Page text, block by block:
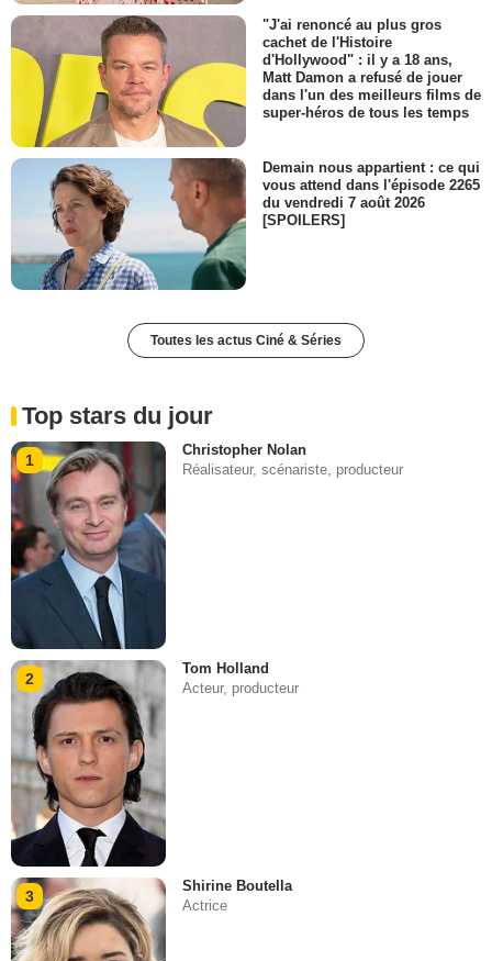
"J'ai renoncé au plus gros
cachet de l'Histoire
d'Hollywood" : il y a 18 ans,
Matt Damon a refusé de jouer
dans l'un des meilleurs films de
super-héros de tous les temps
Demain nous appartient : ce qui
vous attend dans l'épisode 2265
du vendredi 7 août 2026
[SPOILERS]
Toutes les actus Ciné & Séries
Top stars du jour
1
Christopher Nolan
Réalisateur, scénariste, producteur
2
Tom Holland
Acteur, producteur
3
Shirine Boutella
Actrice